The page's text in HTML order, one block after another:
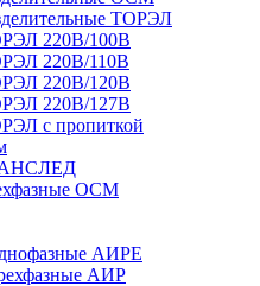
ТОРЭЛ
220В/100В
220В/110В
220В/120В
220В/127В
с пропиткой
ОСМ
АИРЕ
АИР